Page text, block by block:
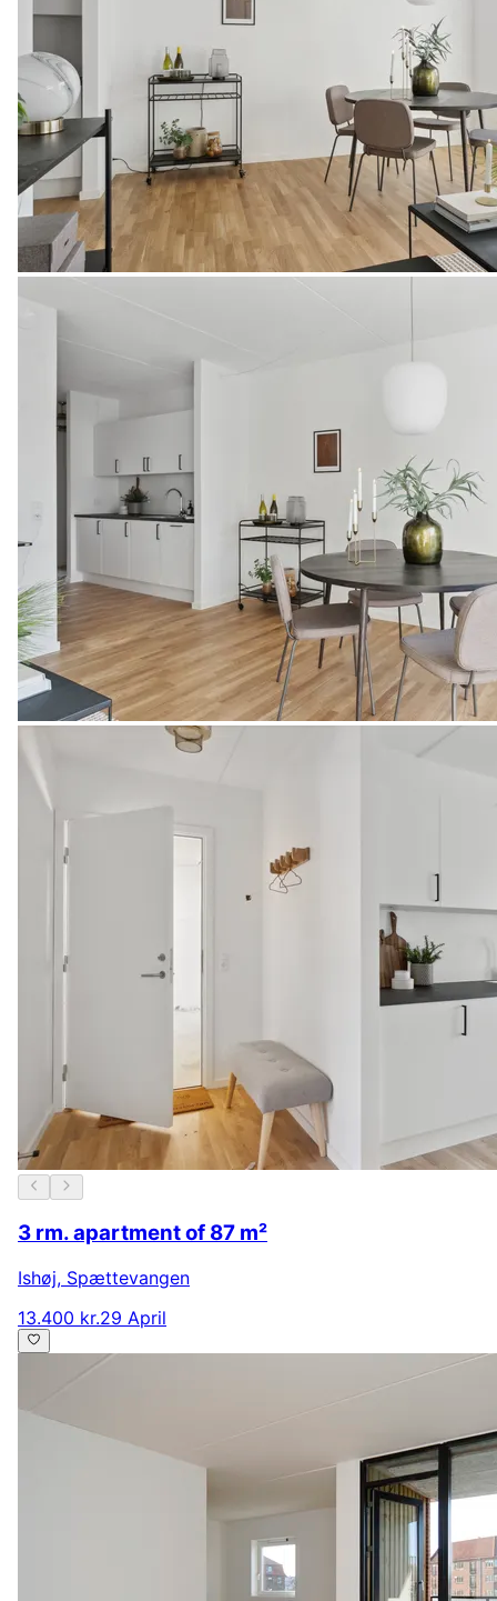
3 rm. apartment of 87 m²
Ishøj, Spættevangen
13.400 kr.29 April